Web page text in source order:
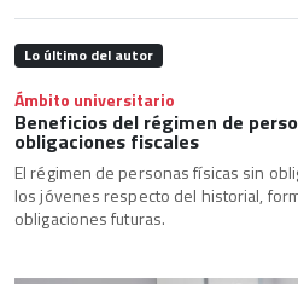
Lo último del autor
Ámbito universitario
Beneficios del régimen de
obligaciones fiscales
El régimen de personas físicas sin
los jóvenes respecto del historial,
obligaciones futuras.